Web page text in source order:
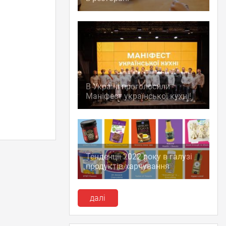
В Україні проголосили
Маніфест української кухні!
Тенденції 2022 року в галузі
продуктів харчування
далі